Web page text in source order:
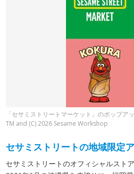
「セサミストリートマーケット」のポップア
TM and (C) 2026 Sesame Workshop
セサミストリートの地域限定
セサミストリートのオフィシャルスト